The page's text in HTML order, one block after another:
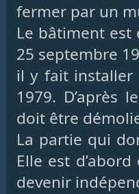
fermer par un
Le bâtiment
25 septembre
il y fait installer
1979. D’après
doit être
La partie qui
Elle est
devenir